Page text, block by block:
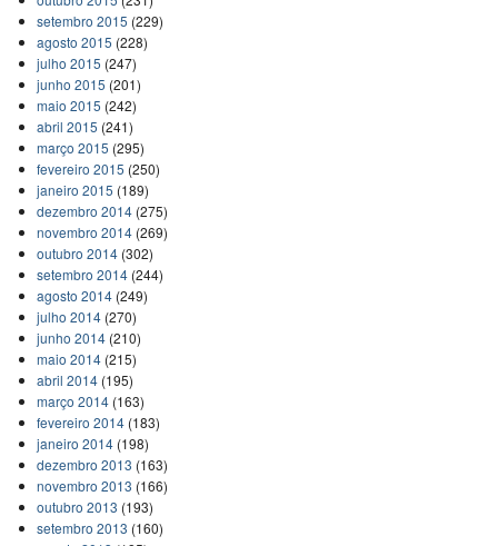
setembro 2015 (229)
agosto 2015 (228)
julho 2015 (247)
junho 2015 (201)
maio 2015 (242)
abril 2015 (241)
março 2015 (295)
fevereiro 2015 (250)
janeiro 2015 (189)
dezembro 2014(275)
novembro 2014(269)
outubro 2014(302)
setembro 2014(244)
agosto 2014(249)
julho 2014(270)
junho 2014(210)
maio 2014(215)
abril 2014(195)
março 2014(163)
fevereiro 2014(183)
janeiro 2014(198)
dezembro 2013 (163)
novembro 2013 (166)
outubro 2013 (193)
setembro 2013 (160)